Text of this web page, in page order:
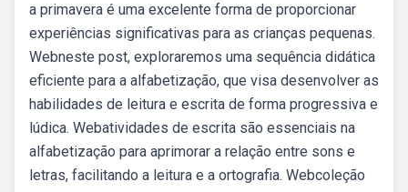
a primavera é uma excelente forma de proporcionar
experiências significativas para as crianças pequenas.
Webneste post, exploraremos uma sequência didática
eficiente para a alfabetização, que visa desenvolver as
habilidades de leitura e escrita de forma progressiva e
lúdica. Webatividades de escrita são essenciais na
alfabetização para aprimorar a relação entre sons e
letras, facilitando a leitura e a ortografia. Webcoleção